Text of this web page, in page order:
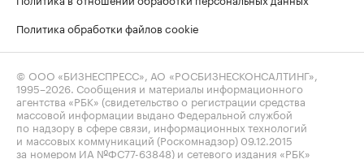
Политика обработки файлов cookie
© ООО «БИЗНЕСПРЕСС», АО «РОСБИЗНЕСКОНСАЛТИНГ»,
1995–2026 . Сообщения и материалы информационного
агентства «РБК» (свидетельство о регистрации средства
массовой информации выдано Федеральной службой
по надзору в сфере связи, информационных технологий
и массовых коммуникаций (Роскомнадзор) 09.12.2015
за номером ИА №ФС77-63848) и сетевого издания «РБК»